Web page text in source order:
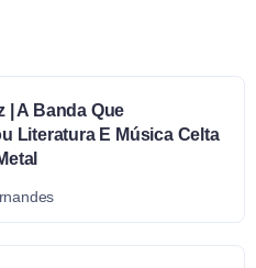
| A Banda Que
Literatura E Música Celta